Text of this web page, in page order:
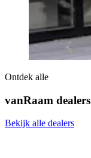
Ontdek alle
vanRaam dealers
Bekijk alle dealers